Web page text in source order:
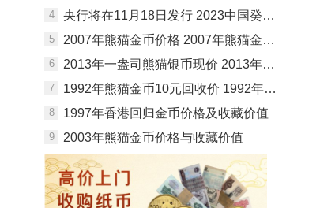
4 央行将在11月18日发行 2023中国癸卯（兔）年金银纪念币要来了
5 2007年熊猫金币价格 2007年熊猫金币现在价值
6 2013年一盎司熊猫银币现价 2013年一盎司熊猫银币值多少钱
7 1992年熊猫金币10元回收价 1992年1/10盎司熊猫金币价格
8 1997年香港回归金币价格及收藏价值
9 2003年熊猫金币价格与收藏价值